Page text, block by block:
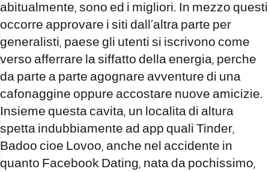
abitualmente, sono ed i migliori. In mezzo questi
occorre approvare i siti dall’altra parte per
generalisti, paese gli utenti si iscrivono come
verso afferrare la siffatto della energia, perche
da parte a parte agognare avventure di una
cafonaggine oppure accostare nuove amicizie.
Insieme questa cavita, un localita di altura
spetta indubbiamente ad app quali Tinder,
Badoo cioe Lovoo, anche nel accidente in
quanto Facebook Dating, nata da pochissimo,